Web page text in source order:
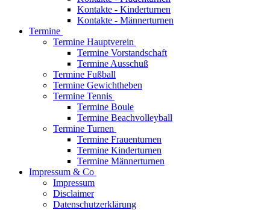
Kontakte - Kinderturnen
Kontakte - Männerturnen
Termine
Termine Hauptverein
Termine Vorstandschaft
Termine Ausschuß
Termine Fußball
Termine Gewichtheben
Termine Tennis
Termine Boule
Termine Beachvolleyball
Termine Turnen
Termine Frauenturnen
Termine Kinderturnen
Termine Männerturnen
Impressum & Co
Impressum
Disclaimer
Datenschutzerklärung